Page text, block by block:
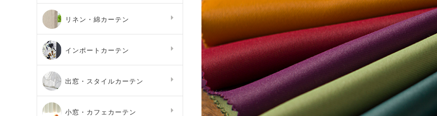
リネン・綿カーテン
インポートカーテン
出窓・スタイルカーテン
小窓・カフェカーテン